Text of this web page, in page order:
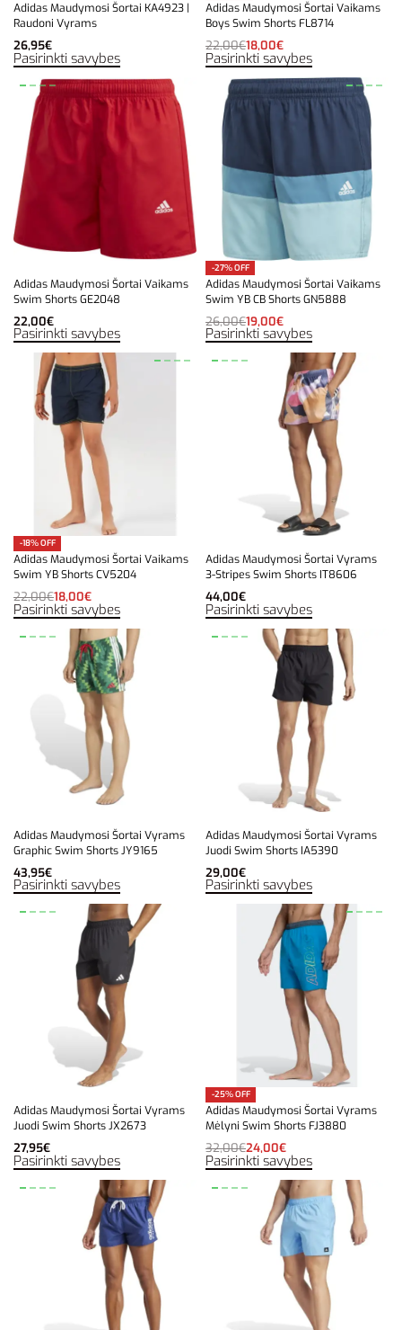
Adidas Maudymosi Šortai KA4923 |
Raudoni Vyrams
26,95€
Pasirinkti savybes
Adidas Maudymosi Šortai Vaikams
Boys Swim Shorts FL8714
22,00€18,00€
Pasirinkti savybes
Adidas Maudymosi Šortai Vaikams
Swim Shorts GE2048
22,00€
Pasirinkti savybes
-27% OFF
Adidas Maudymosi Šortai Vaikams
Swim YB CB Shorts GN5888
26,00€19,00€
Pasirinkti savybes
-18% OFF
Adidas Maudymosi Šortai Vaikams
Swim YB Shorts CV5204
22,00€18,00€
Pasirinkti savybes
Adidas Maudymosi Šortai Vyrams
3-Stripes Swim Shorts IT8606
44,00€
Pasirinkti savybes
Adidas Maudymosi Šortai Vyrams
Graphic Swim Shorts JY9165
43,95€
Pasirinkti savybes
Adidas Maudymosi Šortai Vyrams
Juodi Swim Shorts IA5390
29,00€
Pasirinkti savybes
Adidas Maudymosi Šortai Vyrams
Juodi Swim Shorts JX2673
27,95€
Pasirinkti savybes
-25% OFF
Adidas Maudymosi Šortai Vyrams
Mėlyni Swim Shorts FJ3880
32,00€24,00€
Pasirinkti savybes